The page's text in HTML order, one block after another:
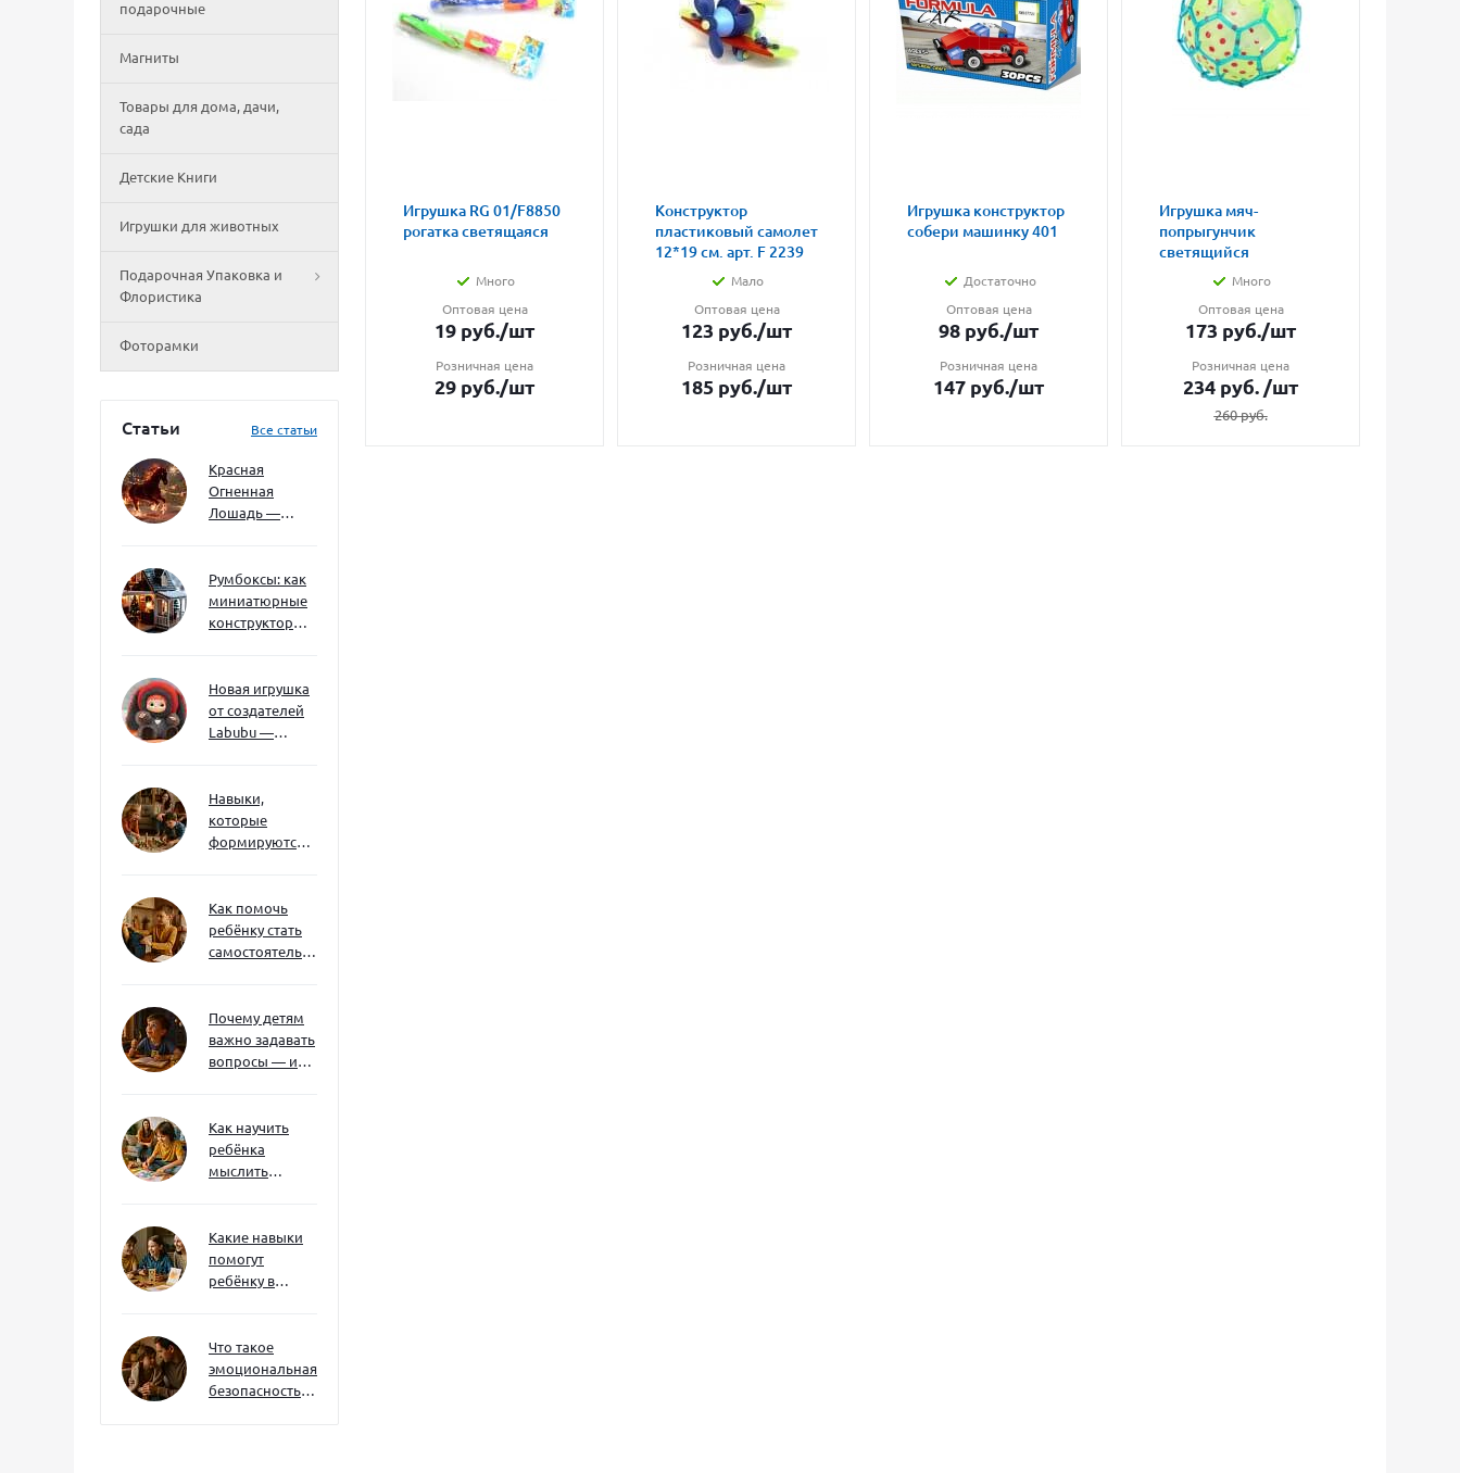
подарочные
Магниты
Товары для дома, дачи,
сада
Детские Книги
Игрушки для животных
Подарочная Упаковка и
Флористика
Фоторамки
Статьи Все статьи
Красная
Огненная
Лошадь —
ждать и как
подготовиться
Румбоксы: как
миниатюрные
конструкторы
мышление и
внимание к
деталям
Новая игрушка
от создателей
Labubu —
Навыки,
которые
формируются
ребёнка
успешным
Как помочь
ребёнку стать
самостоятельным
Почему детям
важно задавать
вопросы — и
Как научить
ребёнка
мыслить
сложностей
Какие навыки
помогут
ребёнку в
их уже сейчас
Что такое
эмоциональная
безопасность
Игрушка RG 01/F8850
рогатка светящаяся
Много
Оптовая цена
19 руб./шт
Розничная цена
29 руб./шт
Конструктор
пластиковый самолет
12*19 см. арт. F 2239
Мало
Оптовая цена
123 руб./шт
Розничная цена
185 руб./шт
Игрушка конструктор
собери машинку 401
Достаточно
Оптовая цена
98 руб./шт
Розничная цена
147 руб./шт
Игрушка мяч-
попрыгунчик
светящийся
Много
Оптовая цена
173 руб./шт
Розничная цена
234 руб. /шт
260руб.